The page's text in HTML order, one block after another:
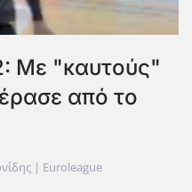
Με "καυτούς"
από το
| Euroleague